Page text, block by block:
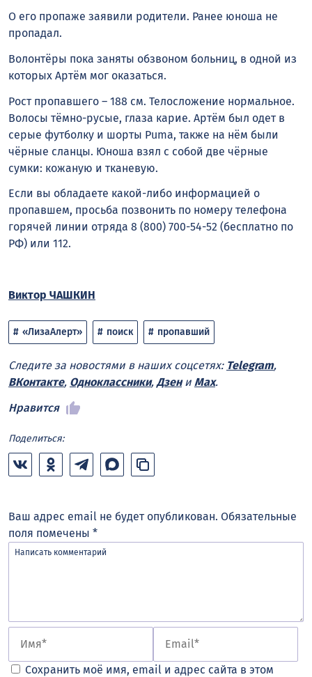
О его пропаже заявили родители. Ранее юноша не
пропадал.
Волонтёры пока заняты обзвоном больниц, в одной из
которых Артём мог оказаться.
Рост пропавшего – 188 см. Телосложение нормальное.
Волосы тёмно-русые, глаза карие. Артём был одет в
серые футболку и шорты Puma, также на нём были
чёрные сланцы. Юноша взял с собой две чёрные
сумки: кожаную и тканевую.
Если вы обладаете какой-либо информацией о
пропавшем, просьба позвонить по номеру телефона
горячей линии отряда 8 (800) 700-54-52 (бесплатно по
РФ) или 112.
Виктор ЧАШКИН
«ЛизаАлерт» поиск пропавший
Следите за новостями в наших соцсетях: Telegram,
ВКонтакте, Одноклассники, Дзени Max.
Нравится
Поделиться:
Ваш адрес email не будет опубликован. Обязательные
поля помечены *
Сохранить моё имя, email и адрес сайта в этом